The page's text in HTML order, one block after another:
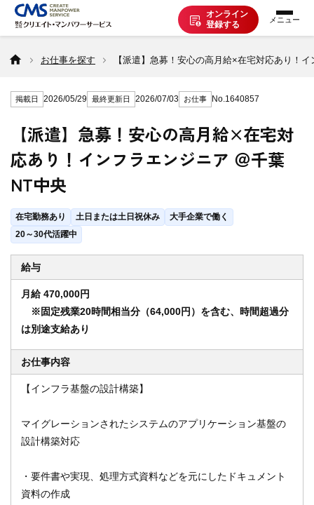
オンライン
登録する
お仕事を探す
派遣で働く
登録の流れ
派遣の知識
企業の方へ
CMSについて
お仕事を探す 【派遣】急募！安心の高月給×在宅対応あり！
掲載日 2026/05/29 最終更新日 2026/07/03 お仕事 No.1640857
【派遣】急募！安心の高月給×在宅対
応あり！インフラエンジニア ＠千葉
NT中央
在宅勤務あり 土日または土日祝休み
大手企業で働く
20～30代活躍中
給与
月給 470,000円
※固定残業20時間相当分（64,000円）を含む、時間超過分
は別途支給あり
お仕事内容
【インフラ基盤の設計構築】
マイグレーションされたシステムのアプリケーション基盤の
設計構築対応
・要件書や実現、処理方式資料などを元にしたドキュメント
資料の作成